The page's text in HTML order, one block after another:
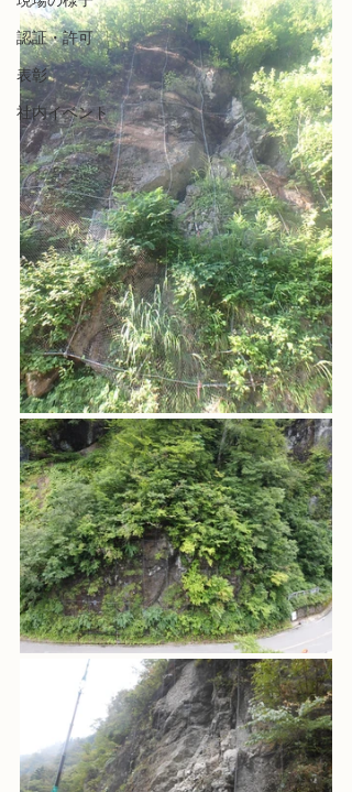
認証・許可
表彰
社内イベント